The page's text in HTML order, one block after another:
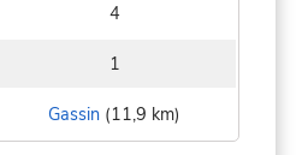
4
1
Gassin (11,9 km)